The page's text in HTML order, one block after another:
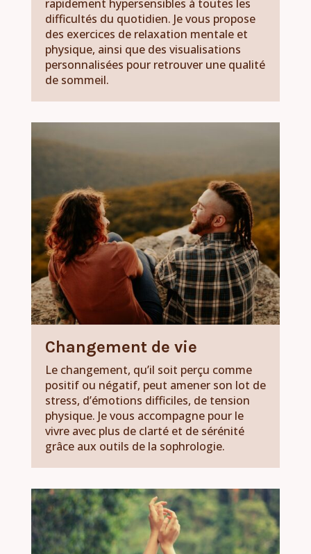
rapidement hypersensibles à toutes les
difficultés du quotidien. Je vous propose
des exercices de relaxation mentale et
physique, ainsi que des visualisations
personnalisées pour retrouver une qualité
de sommeil.
Changement de vie
Le changement, qu’il soit perçu comme
positif ou négatif, peut amener son lot de
stress, d’émotions difficiles, de tension
physique. Je vous accompagne pour le
vivre avec plus de clarté et de sérénité
grâce aux outils de la sophrologie.